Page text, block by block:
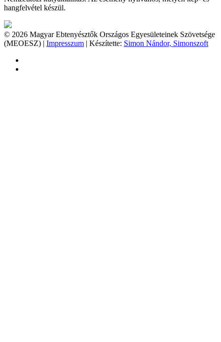
hangfelvétel készül.
© 2026 Magyar Ebtenyésztők Országos Egyesületeinek Szövetsége
(MEOESZ) | Impresszum | Készítette: Simon Nándor, Simonszoft